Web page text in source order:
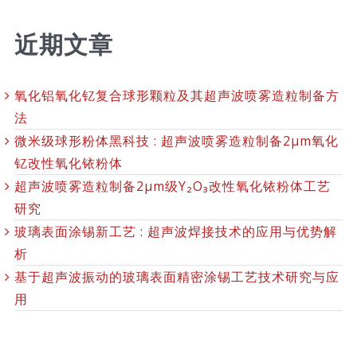
近期文章
氧化铝氧化钇复合球形颗粒及其超声波喷雾造粒制备方
法
微米级球形粉体黑科技 : 超声波喷雾造粒制备2μm氧化
钇改性氧化铱粉体
超声波喷雾造粒制备2μm级Y₂O₃改性氧化铱粉体工艺
研究
玻璃表面涂锡新工艺 : 超声波焊接技术的应用与优势解
析
基于超声波振动的玻璃表面精密涂锡工艺技术研究与应
用